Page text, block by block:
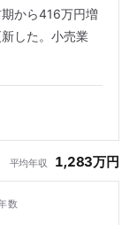
から416万円増
した。小売業
平均年収 1,283万円
数